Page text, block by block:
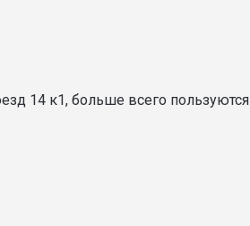
14 к1, больше всего пользуются